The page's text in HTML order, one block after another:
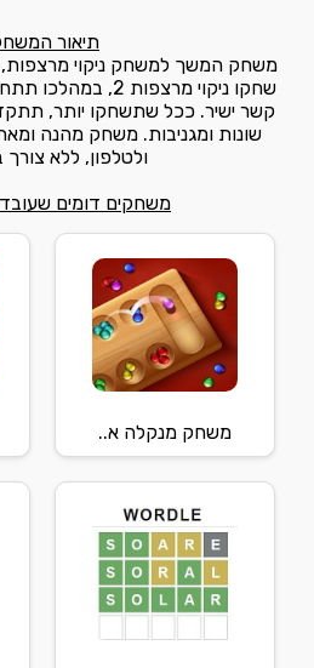
תיאור
משחק המשך למשחק ניקוי
שחקו ניקוי מרצפות
קשר ישיר. ככל שתשחקו יותר,
שונות ומגניבות. משחק מהנה
ולטלפון, ללא
משחקים דומים
משחק מנקלה א..